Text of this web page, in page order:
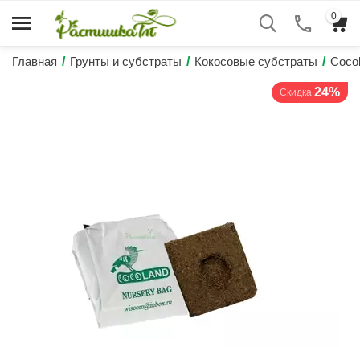
0
Главная / Грунты и субстраты / Кокосовые субстраты /
Скидка 24%